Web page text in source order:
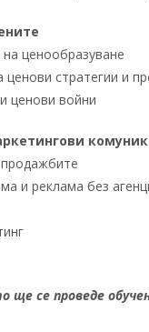
ценообразуване
ценови стратегии и
ценови войни
и реклама без
ще се проведе